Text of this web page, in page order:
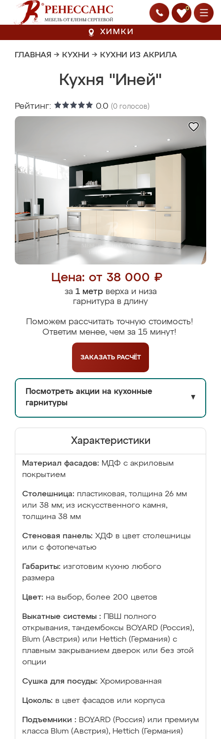
0
ХИМКИ
ГЛАВНАЯ → КУХНИ → КУХНИ ИЗ АКРИЛА
Кухня "Иней"
Рейтинг: 0.0 (0 голосов)
Цена: от 38 000 ₽
за 1 метрверха и низа
гарнитура в длину
Поможем рассчитать точную стоимость!
Ответим менее, чем за 15 минут!
ЗАКАЗАТЬ РАСЧЁТ
Посмотреть акции на кухонные
гарнитуры
▼
Характеристики
Материал фасадов: МДФ с акриловым
покрытием
Столешница: пластиковая, толщина 26 мм
или 38 мм; из искусственного камня,
толщина 38 мм
Стеновая панель: ХДФ в цвет столешницы
или с фотопечатью
Габариты: изготовим кухню любого
размера
Цвет: на выбор, более 200 цветов
Выкатные системы :
ПВШ полного
открывания, тандембоксы BOYARD (Россия),
Blum (Австрия) или Hettich (Германия) с
плавным закрыванием дверок или без этой
опции
Сушка для посуды: Хромированная
Цоколь: в цвет фасадов или корпуса
Подъемники : BOYARD (Россия) или премиум
класса Blum (Австрия), Hettich (Германия)